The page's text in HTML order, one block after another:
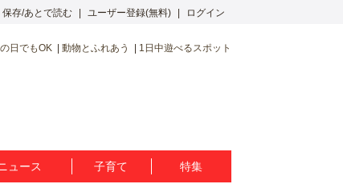
保存/あとで読む ユーザー登録(無料) ログイン
日でもOK 動物とふれあう 1日中遊べるスポット
ュース 子育て 特集